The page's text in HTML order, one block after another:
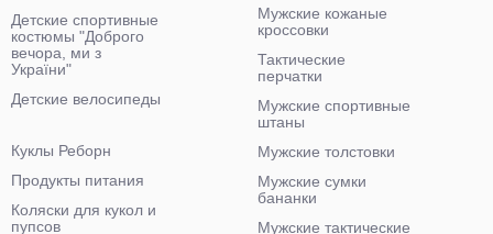
Детские спортивные
костюмы "Доброго
вечора, ми з
України"
Детские велосипеды
Мужские кожаные
кроссовки
Тактические
перчатки
Мужские спортивные
штаны
Мужские толстовки
Мужские сумки
бананки
Мужские тактические
Куклы Реборн
Продукты питания
Коляски для кукол и
пупсов